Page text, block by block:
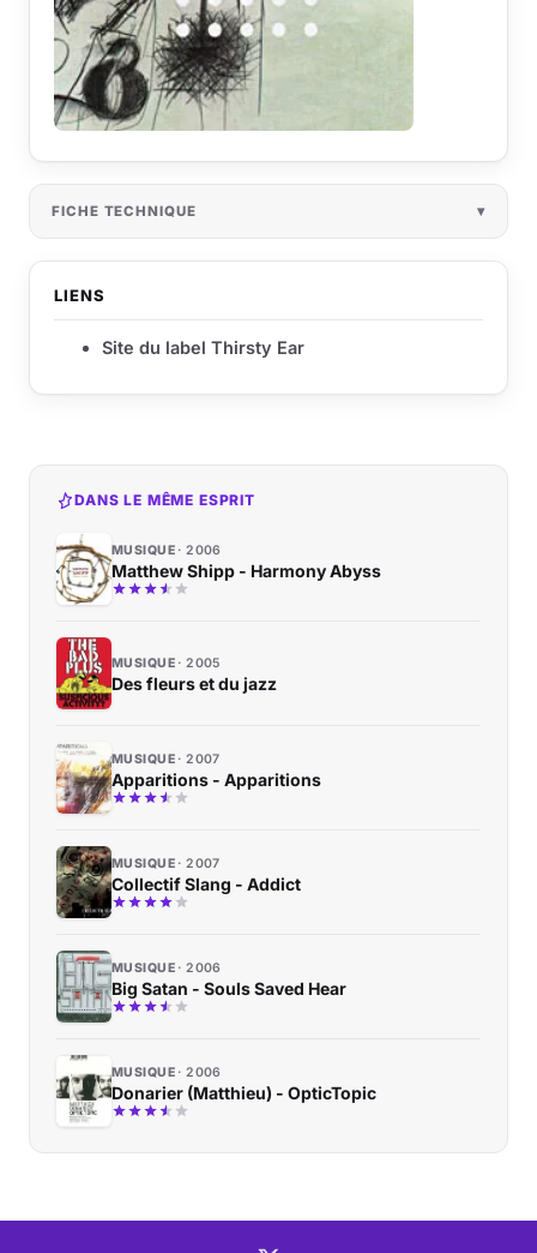
FICHE TECHNIQUE
LIENS
Site du label Thirsty Ear
DANS LE MÊME ESPRIT
MUSIQUE 2006
Matthew Shipp - Harmony Abyss
MUSIQUE 2005
Des fleurs et du jazz
MUSIQUE 2007
Apparitions - Apparitions
MUSIQUE 2007
Collectif Slang - Addict
MUSIQUE 2006
Big Satan - Souls Saved Hear
MUSIQUE 2006
Donarier (Matthieu) - OpticTopic